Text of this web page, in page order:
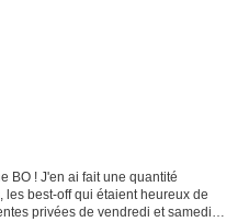
BO ! J'en ai fait une quantité
best-off qui étaient heureux de
privées de vendredi et samedi